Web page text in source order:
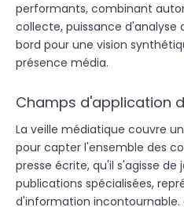
performants, combinant
collecte, puissance d'analyse
bord pour une vision
présence média.
Champs d'application
La veille médiatique couvre
pour capter l'ensemble des
presse écrite, qu'il s'agisse de
publications spécialisées,
d'information incontournable.